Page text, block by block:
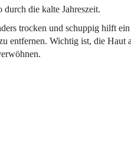
durch die kalte Jahreszeit.
trocken und schuppig hilft
entfernen. Wichtig ist, die Haut